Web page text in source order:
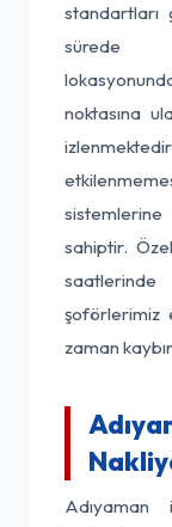
standartları
sürede
noktasına
sahiptir.
şoförlerimiz
zaman
Adıyaman